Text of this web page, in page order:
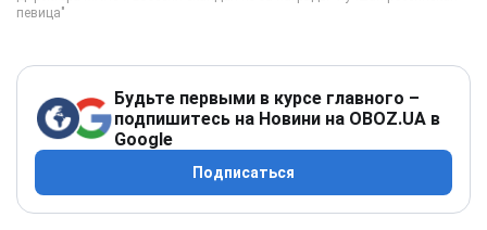
Будьте первыми в курсе главного –
подпишитесь на Новини на OBOZ.UA в
Google
Подписаться